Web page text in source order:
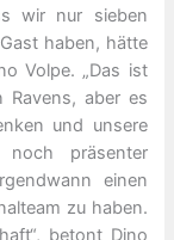
wir nur sieben
haben, hätte
Volpe. „Das ist
aber es
und unsere
noch präsenter
einen
zu haben.
betont Dino